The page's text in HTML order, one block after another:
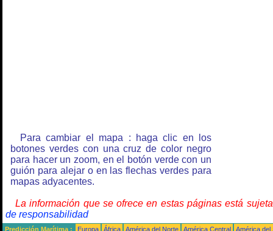
Para cambiar el mapa : haga clic en los
botones verdes con una cruz de color negro
para hacer un zoom, en el botón verde con un
guión para alejar o en las flechas verdes para
mapas adyacentes.
La información que se ofrece en estas páginas está
de responsabilidad
Predicción Marítima : Europa África América del Norte América Central
América del